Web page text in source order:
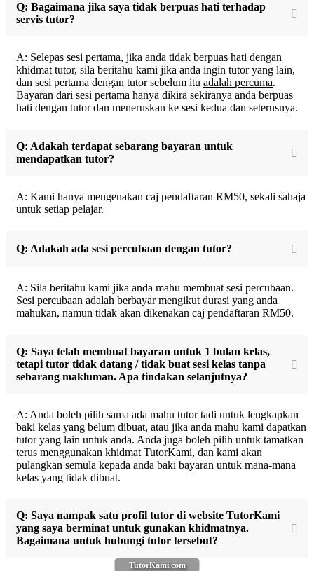
TutorKami.com
Q: Bagaimana jika saya tidak berpuas hati terhadap
servis tutor?
A: Selepas sesi pertama, jika anda tidak berpuas hati dengan
khidmat tutor, sila beritahu kami jika anda ingin tutor yang lain,
dan sesi pertama dengan tutor sebelum itu adalah percuma.
Bayaran dari sesi pertama hanya dikira sekiranya anda berpuas
hati dengan tutor dan meneruskan ke sesi kedua dan seterusnya.
Q: Adakah terdapat sebarang bayaran untuk
mendapatkan tutor?
A: Kami hanya mengenakan caj pendaftaran RM50, sekali sahaja
untuk setiap pelajar.
Q: Adakah ada sesi percubaan dengan tutor?
A: Sila beritahu kami jika anda mahu membuat sesi percubaan.
Sesi percubaan adalah berbayar mengikut durasi yang anda
mahukan, namun tidak akan dikenakan caj pendaftaran RM50.
Q: Saya telah membuat bayaran untuk 1 bulan kelas,
tetapi tutor tidak datang / tidak buat sesi kelas tanpa
sebarang makluman. Apa tindakan selanjutnya?
A: Anda boleh pilih sama ada mahu tutor tadi untuk lengkapkan
baki kelas yang belum dibuat, atau jika anda mahu kami dapatkan
tutor yang lain untuk anda. Anda juga boleh pilih untuk tamatkan
terus menggunakan khidmat TutorKami, dan kami akan
pulangkan semula kepada anda baki bayaran untuk mana-mana
kelas yang tidak dibuat.
Q: Saya nampak satu profil tutor di website TutorKami
yang saya berminat untuk gunakan khidmatnya.
Bagaimana untuk hubungi tutor tersebut?